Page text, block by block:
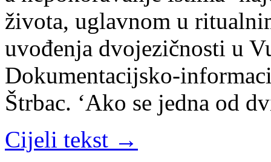
života, uglavnom u
uvođenja dvojezičnosti u
Dokumentacijsko-
Štrbac. ‘Ako se jedna od
Cijeli tekst →